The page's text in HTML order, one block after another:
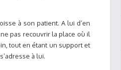
à son patient. A lui d’en
pas recouvrir la place où il
tout en étant un support et
à lui.